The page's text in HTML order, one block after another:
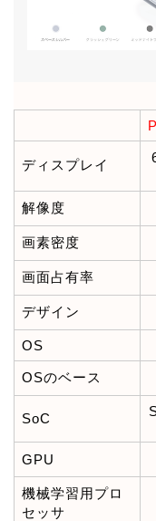
ディスプレイ
解像度
画素密度
画面占有率
デザイン
OS
OSのベース
SoC
GPU
機械学習用プロ
セッサ